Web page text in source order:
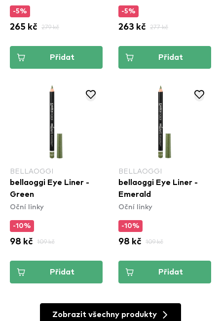
(VBLL08)
-5%
265 kč 279 kč
Přidat
-5%
263 kč 277 kč
Přidat
BELLAOGGI
bellaoggi Eye Liner -
Green
Oční linky
-10%
98 kč 109 kč
Přidat
BELLAOGGI
bellaoggi Eye Liner -
Emerald
Oční linky
-10%
98 kč 109 kč
Přidat
Zobrazit všechny produkty